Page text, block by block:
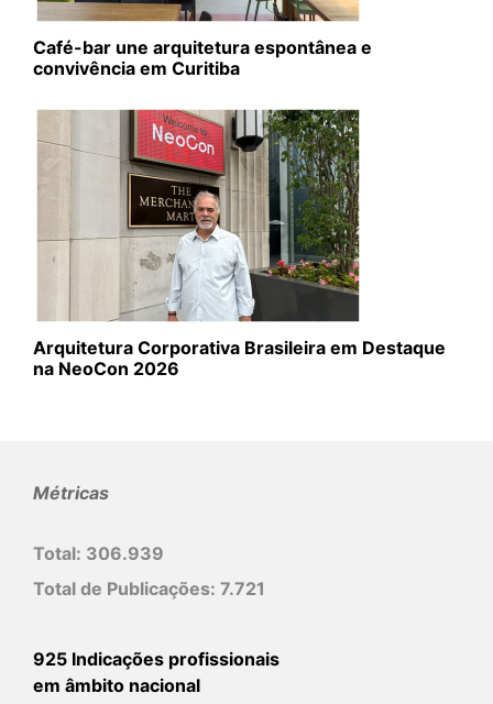
Café-bar une arquitetura espontânea e
convivência em Curitiba
Arquitetura Corporativa Brasileira em Destaque
na NeoCon 2026
Métricas
Total: 306.939
Total de Publicações: 7.721
925 Indicações profissionais
em âmbito nacional